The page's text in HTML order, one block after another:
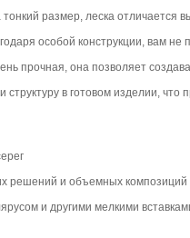
размер, леска отличается
особой конструкции, вам не
прочная, она позволяет
структуру в готовом изделии,
решений и объемных композиций
и другими мелкими